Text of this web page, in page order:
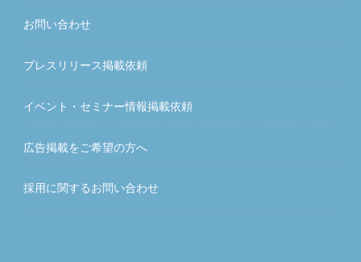
お問い合わせ
プレスリリース掲載依頼
イベント・セミナー情報掲載依頼
広告掲載をご希望の方へ
採用に関するお問い合わせ